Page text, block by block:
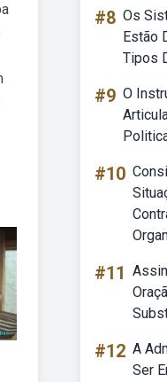
#8 Os
Estão
Tipos
#9 O
#10
#11
#12 A
Ser